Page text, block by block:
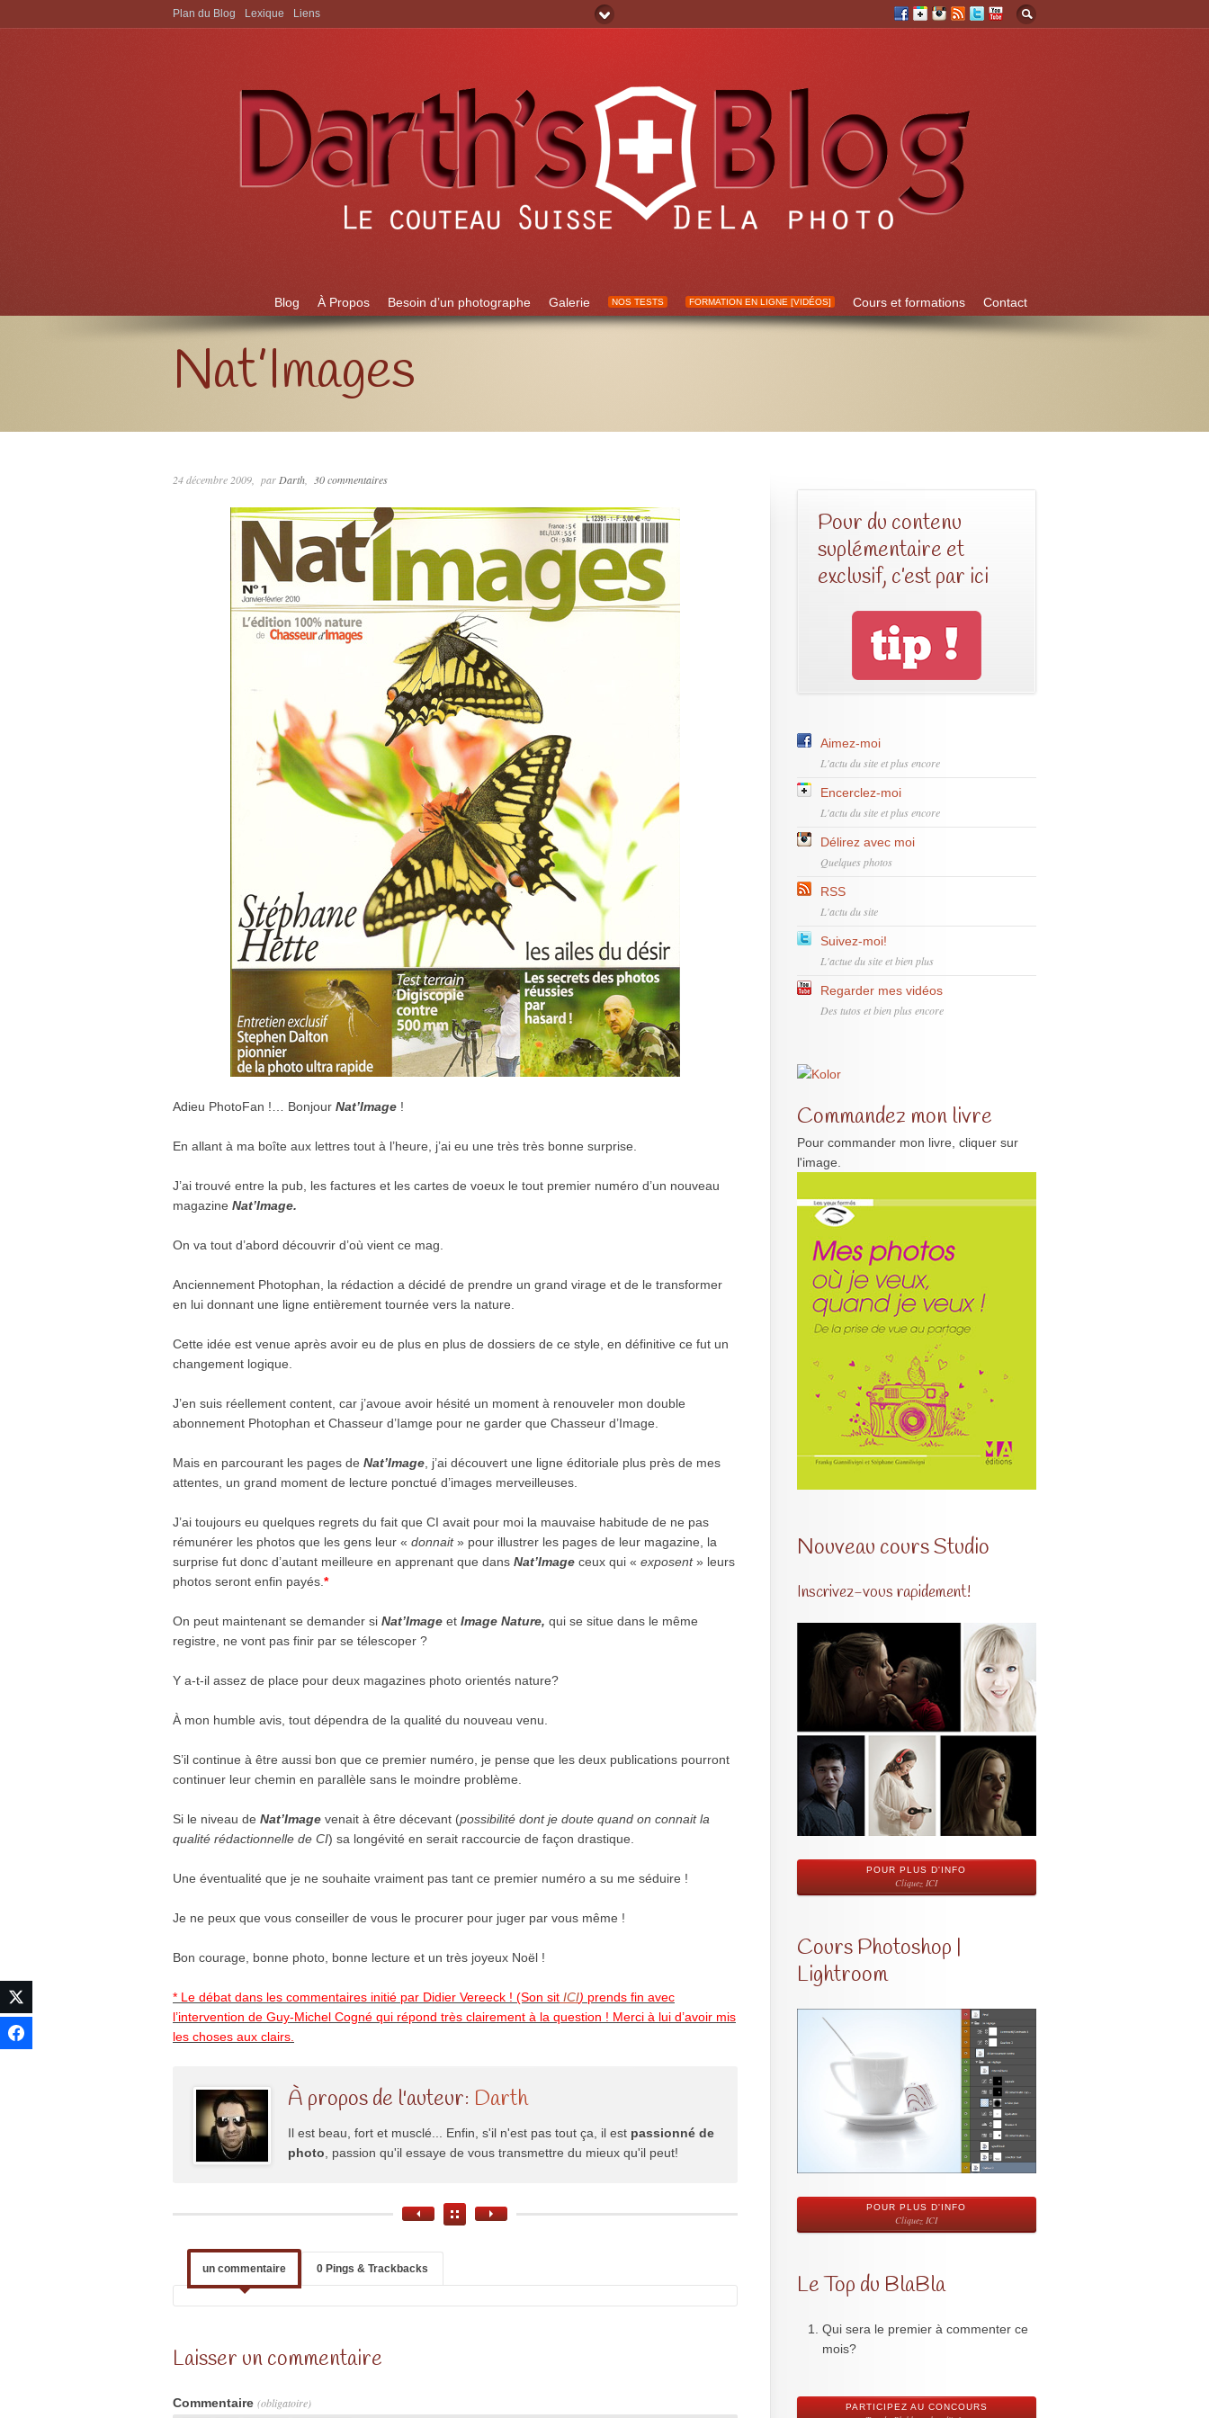
Aller à:
Blog À Propos Besoin d’un photographe Galerie NOS TESTS FORMATION EN LIGNE [VIDÉOS] Cours et formations Contact
Plan du Blog Lexique Liens
Nat’Images
24 décembre 2009 par Darth 30 commentaires
Adieu PhotoFan !… Bonjour Nat’Image !
En allant à ma boîte aux lettres tout à l’heure, j’ai eu une très très bonne surprise.
J’ai trouvé entre la pub, les factures et les cartes de voeux le tout premier numéro d’un nouveau
magazine Nat’Image.
On va tout d’abord découvrir d’où vient ce mag.
Anciennement Photophan, la rédaction a décidé de prendre un grand virage et de le transformer
en lui donnant une ligne entièrement tournée vers la nature.
Cette idée est venue après avoir eu de plus en plus de dossiers de ce style, en définitive ce fut un
changement logique.
J’en suis réellement content, car j’avoue avoir hésité un moment à renouveler mon double
abonnement Photophan et Chasseur d’Iamge pour ne garder que Chasseur d’Image.
Mais en parcourant les pages de Nat’Image , j’ai découvert une ligne éditoriale plus près de mes
attentes, un grand moment de lecture ponctué d’images merveilleuses.
J’ai toujours eu quelques regrets du fait que CI avait pour moi la mauvaise habitude de ne pas
rémunérer les photos que les gens leur « donnait» pour illustrer les pages de leur magazine, la
surprise fut donc d’autant meilleure en apprenant que dans Nat’Image ceux qui « exposent» leurs
photos seront enfin payés. *
On peut maintenant se demander si Nat’Image et Image Nature, qui se situe dans le même
registre, ne vont pas finir par se télescoper ?
Y a-t-il assez de place pour deux magazines photo orientés nature?
À mon humble avis, tout dépendra de la qualité du nouveau venu.
S’il continue à être aussi bon que ce premier numéro, je pense que les deux publications pourront
continuer leur chemin en parallèle sans le moindre problème.
Si le niveau de Nat’Image venait à être décevant (possibilité dont je doute quand on connait la
qualité rédactionnelle de CI) sa longévité en serait raccourcie de façon drastique.
Une éventualité que je ne souhaite vraiment pas tant ce premier numéro a su me séduire !
Je ne peux que vous conseiller de vous le procurer pour juger par vous même !
Bon courage, bonne photo, bonne lecture et un très joyeux Noël !
* Le débat dans les commentaires initié par Didier Vereeck ! (Son sit ICI) prends fin avec
l’intervention de Guy-Michel Cogné qui répond très clairement à la question ! Merci à lui d’avoir mis
les choses aux clairs.
À propos de l'auteur: Darth
Il est beau, fort et musclé... Enfin, s'il n'est pas tout ça, il est passionné de
photo , passion qu'il essaye de vous transmettre du mieux qu'il peut!
un commentaire 0 Pings & Trackbacks
Laisser un commentaire
Commentaire (obligatoire)
Pour du contenu
suplémentaire et
exclusif, c’est par ici
Aimez-moi
L'actu du site et plus encore
Encerclez-moi
L'actu du site et plus encore
Délirez avec moi
Quelques photos
RSS
L'actu du site
Suivez-moi!
L'actue du site et bien plus
Regarder mes vidéos
Des tutos et bien plus encore
Commandez mon livre
Pour commander mon livre, cliquer sur
l'image.
Nouveau cours Studio
Inscrivez-vous rapidement!
POUR PLUS D'INFO
Cliquez ICI
Cours Photoshop |
Lightroom
POUR PLUS D'INFO
Cliquez ICI
Le Top du BlaBla
Qui sera le premier à commenter ce
mois?
PARTICIPEZ AU CONCOURS